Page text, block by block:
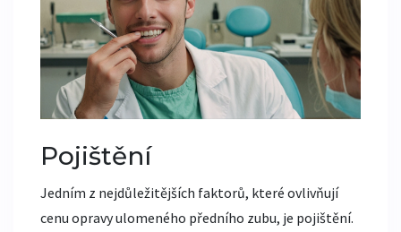
Pojištění
Jedním z nejdůležitějších faktorů, které ovlivňují
cenu opravy ulomeného předního zubu, je pojištění.